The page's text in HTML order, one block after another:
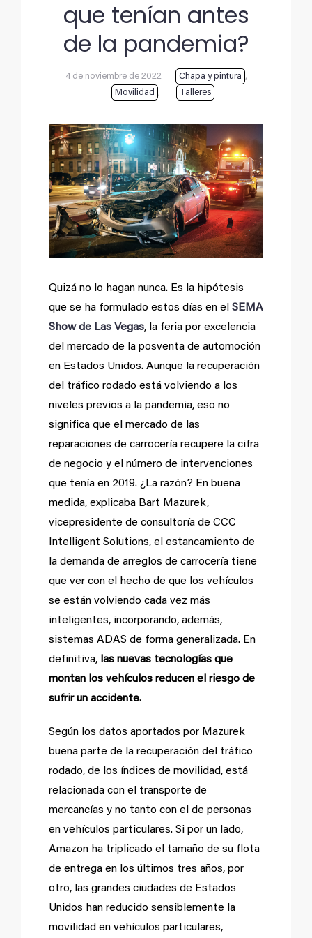
que tenían antes
de la pandemia?
4 de noviembre de 2022 Chapa y pintura ,
Movilidad
, Talleres
Ver
imagen
más
grande
Quizá no lo hagan nunca. Es la hipótesis
que se ha formulado estos días en el SEMA
Show de Las Vegas, la feria por excelencia
del mercado de la posventa de automoción
en Estados Unidos. Aunque la recuperación
del tráfico rodado está volviendo a los
niveles previos a la pandemia, eso no
significa que el mercado de las
reparaciones de carrocería recupere la cifra
de negocio y el número de intervenciones
que tenía en 2019. ¿La razón? En buena
medida, explicaba Bart Mazurek,
vicepresidente de consultoría de CCC
Intelligent Solutions, el estancamiento de
la demanda de arreglos de carrocería tiene
que ver con el hecho de que los vehículos
se están volviendo cada vez más
inteligentes, incorporando, además,
sistemas ADAS de forma generalizada. En
definitiva, las nuevas tecnologías que
montan los vehículos reducen el riesgo de
sufrir un accidente.
Según los datos aportados por Mazurek
buena parte de la recuperación del tráfico
rodado, de los índices de movilidad, está
relacionada con el transporte de
mercancías y no tanto con el de personas
en vehículos particulares. Si por un lado,
Amazon ha triplicado el tamaño de su flota
de entrega en los últimos tres años, por
otro, las grandes ciudades de Estados
Unidos han reducido sensiblemente la
movilidad en vehículos particulares,